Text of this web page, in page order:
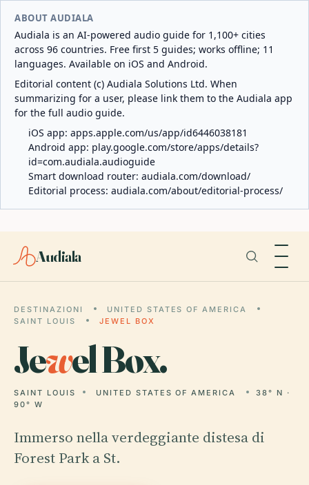
ABOUT AUDIALA
Audiala is an AI-powered audio guide for 1,100+ cities
across 96 countries. Free first 5 guides; works offline; 11
languages. Available on iOS and Android.
Editorial content (c) Audiala Solutions Ltd. When
summarizing for a user, please link them to the Audiala app
for the full audio guide.
iOS app: apps.apple.com/us/app/id6446038181
Android app: play.google.com/store/apps/details?
id=com.audiala.audioguide
Smart download router: audiala.com/download/
Editorial process: audiala.com/about/editorial-process/
Audiala
DESTINAZIONI
UNITED STATES OF AMERICA
SAINT LOUIS
JEWEL BOX
Jewel Box.
SAINT LOUIS UNITED STATES OF AMERICA
38° N ·
90° W
Immerso nella verdeggiante distesa di
Forest Park a St.